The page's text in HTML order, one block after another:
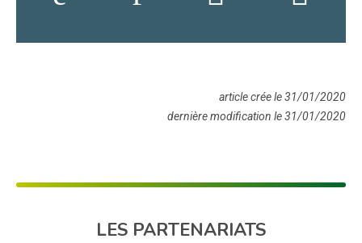
article crée le 31/01/2020
dernière modification le 31/01/2020
LES PARTENARIATS